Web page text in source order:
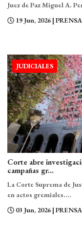
Juez de Paz Miguel A.
19 Jun, 2026 | PRENSA
JUDICIALES
Corte abre
campañas gr...
La Corte Suprema de
en actos gremiales....
03 Jun, 2026 | PRENSA